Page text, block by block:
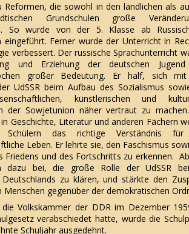
Reformen, die sowohl in den ländlichen als
Grundschulen große
So wurde von der 5. Klasse ab
eingeführt. Ferner wurde der Unterricht in
verbessert. Der russische Sprachunterricht
und Erziehung der deutschen
großer Bedeutung. Er half, sich
UdSSR beim Aufbau des Sozialismus
künstlerischen und
der Sowjetunion näher vertraut zu
Geschichte, Literatur und anderen Fächern
das richtige Verständnis
Leben. Er lehrte sie, den Faschismus
Friedens und des Fortschritts zu erkennen.
dazu bei, die große Rolle der UdSSR
zu klären, und stärkte den
Menschen gegenüber der demokratischen
die Volkskammer der DDR im Dezember
verabschiedet hatte, wurde die
Schuljahr ausgedehnt.